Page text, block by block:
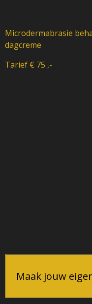
Microdermabrasie
dagcreme
Tarief € 75 ,-
Maak jouw